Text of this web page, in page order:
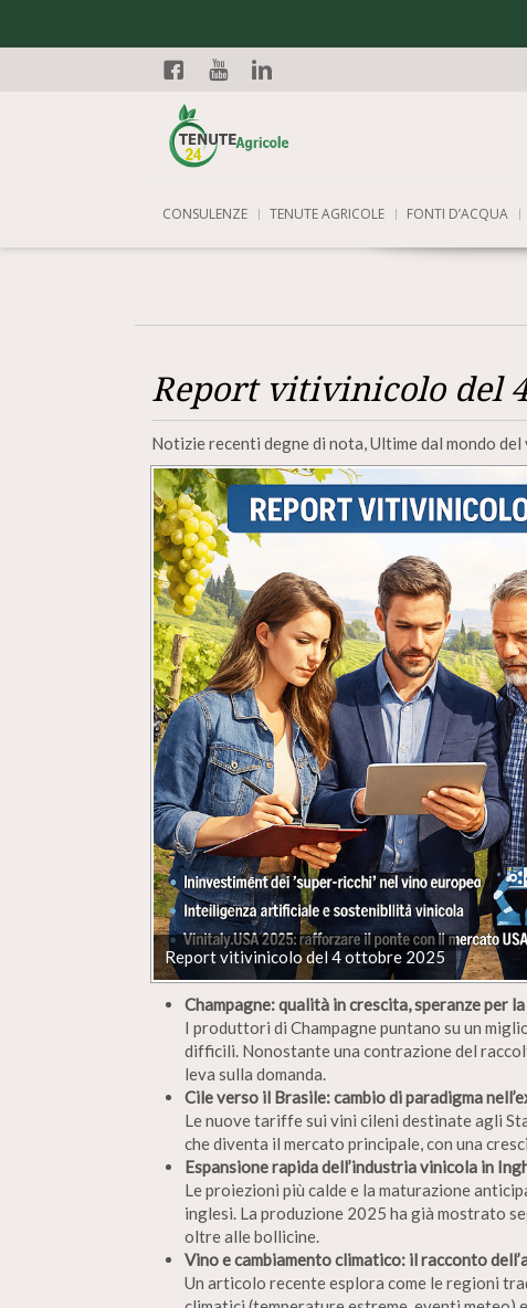
Facebook
CONSULENZE TENUTE AGRICOLE FONTI D’ACQUA
Report vitivinicolo del
Notizie recenti degne di nota, Ultime dal mondo del
Report vitivinicolo del 4 ottobre 2025
Champagne: qualità in crescita, speranze per
I produttori di Champagne puntano su un
difficili. Nonostante una contrazione del
leva sulla domanda.
Cile verso il Brasile: cambio di paradigma
Le nuove tariffe sui vini cileni destinate agli
che diventa il mercato principale, con una
Espansione rapida dell’industria vinicola in
Le proiezioni più calde e la maturazione
inglesi. La produzione 2025 ha già mostrato
oltre alle bollicine.
Vino e cambiamento climatico: il racconto
Un articolo recente esplora come le regioni